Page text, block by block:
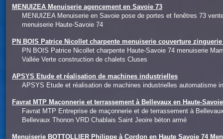
MENUIZEA Menuiserie agencement en Savoie 73
MENUIZEA Menuiserie en Savoie pose de portes et fenêtres 73
menuiserie Haute-Savoie 74
PN BOIS Patrice Nicollet charpente menuiserie couverture
PN BOIS Patrice Nicollet charpente Haute-Savoie 74 menuiserie
Vallée Verte construction de chalets Cluses
APSYS Etude et réalisation de machines industrielles
APSYS Etude et réalisation de machines industrielles automatisme
Favrat MTP Maçonnerie et terrassement à Bellevaux en Haute-
Favrat MTP Entreprise de maçonnerie et de terrassement à
Bellevaux Thonon VRD Chablais Saint Jeoire béton armé
Menuiserie BOTTOLLIER Philippe à Cordon en Haute Savoie 74